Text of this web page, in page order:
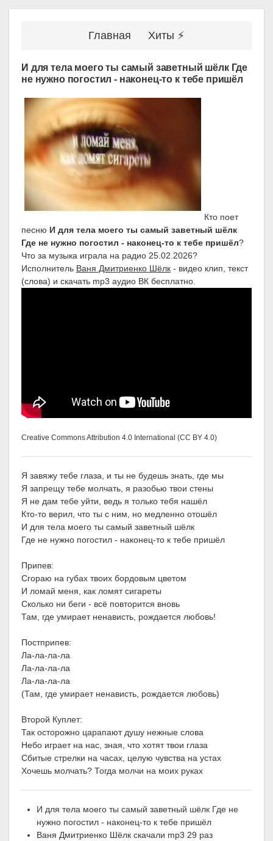
Главная Хиты ⚡
И для тела моего ты самый заветный шёлк Где
не нужно погостил - наконец-то к тебе пришёл
Кто поет
песню И для тела моего ты самый заветный шёлк
Где не нужно погостил - наконец-то к тебе пришёл?
Что за музыка играла на радио 25.02.2026?
Исполнитель Ваня Дмитриенко Шёлк - видео клип, текст
(слова) и скачать mp3 аудио ВК бесплатно.
Creative Commons Attribution 4.0 International (CC BY 4.0)
Я завяжу тебе глаза, и ты не будешь знать, где мы
Я запрещу тебе молчать, я разобью твои стены
Я не дам тебе уйти, ведь я только тебя нашёл
Кто-то верил, что ты с ним, но медленно отошёл
И для тела моего ты самый заветный шёлк
Где не нужно погостил - наконец-то к тебе пришёл
Припев:
Сгораю на губах твоих бордовым цветом
И ломай меня, как ломят сигареты
Сколько ни беги - всё повторится вновь
Там, где умирает ненависть, рождается любовь!
Постприпев:
Ла-ла-ла-ла
Ла-ла-ла-ла
Ла-ла-ла-ла
(Там, где умирает ненависть, рождается любовь)
Второй Куплет:
Так осторожно царапают душу нежные слова
Небо играет на нас, зная, что хотят твои глаза
Сбитые стрелки на часах, целую чувства на устах
Хочешь молчать? Тогда молчи на моих руках
И для тела моего ты самый заветный шёлк Где не
нужно погостил - наконец-то к тебе пришёл
Ваня Дмитриенко Шёлк скачали mp3 29 раз